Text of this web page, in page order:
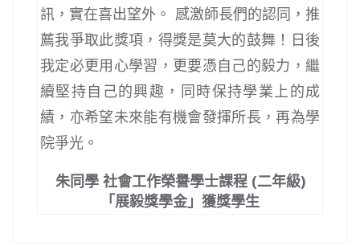
訊，實在喜出望外。 感激師長們的認同，推
薦我爭取此獎項，得獎是莫大的鼓舞！日後
我定必更用心學習，更要憑自己的毅力，繼
續堅持自己的興趣，同時保持學業上的成
績，亦希望未來能有機會發揮所長，再為學
院爭光。
朱同學 社會工作榮譽學士課程 (二年級)
「展毅獎學金」獲獎學生